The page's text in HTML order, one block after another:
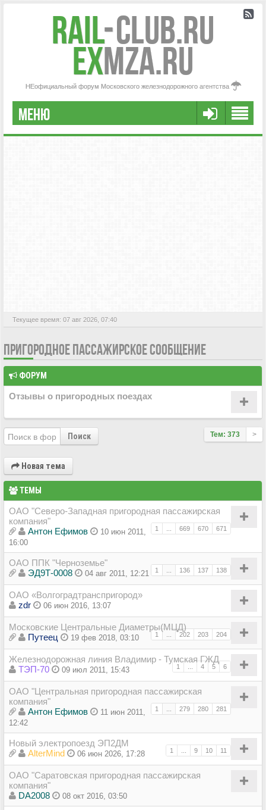
Rail-Club.RU
exMZA.RU
НЕофициальный форум Московского железнодорожного агентства
МЕНЮ
РЕГИСТРАЦИЯ
Текущее время: 07 авг 2026, 07:40
ПРИГОРОДНОЕ ПАССАЖИРСКОЕ СООБЩЕНИЕ
ФОРУМ
Отзывы о пригородных поездах
Поиск Тем: 373 >
Новая тема
ТЕМЫ
ОАО "Северо-Западная пригородная пассажирская
компания"
1 669 670 671
Антон Ефимов
10 июн 2011,
16:00
ОАО ППК "Черноземье"
1 136 137 138
ЭД9Т-0008 04 авг 2011, 12:21
ОАО «Волгоградтранспригород»
zdr
06 июн 2016, 13:07
Московские Центральные Диаметры(МЦД)
1 202 203 204
Путеец 19 фев 2018, 03:10
Железнодорожная линия Владимир - Тумская ГЖД
1 4 5 6
ТЭП-70 09 июл 2011, 15:43
ОАО "Центральная пригородная пассажирская
компания"
1 279 280 281
Антон Ефимов
11 июн 2011,
12:42
Новый электропоезд ЭП2ДМ
1 9 10 11
AlterMind 06 июн 2026, 17:28
ОАО "Саратовская пригородная пассажирская
компания"
DA2008
08 окт 2016, 03:50